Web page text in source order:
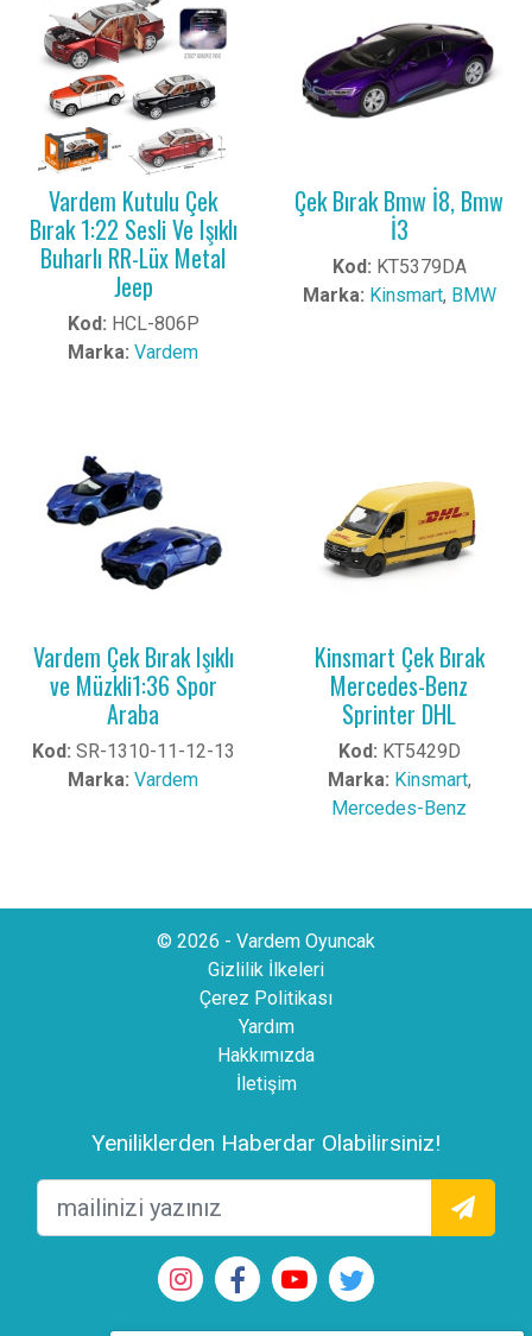
Vardem Kutulu Çek
Bırak 1:22 Sesli Ve Işıklı
Buharlı RR-Lüx Metal
Jeep
Kod: HCL-806P
Marka: Vardem
Çek Bırak Bmw İ8, Bmw
İ3
Kod: KT5379DA
Marka: Kinsmart, BMW
Vardem Çek Bırak Işıklı
ve Müzkli1:36 Spor
Araba
Kod: SR-1310-11-12-13
Marka: Vardem
Kinsmart Çek Bırak
Mercedes-Benz
Sprinter DHL
Kod: KT5429D
Marka: Kinsmart,
Mercedes-Benz
© 2026 - Vardem Oyuncak
Gizlilik İlkeleri
Çerez Politikası
Yardım
Hakkımızda
İletişim
Yeniliklerden Haberdar Olabilirsiniz!